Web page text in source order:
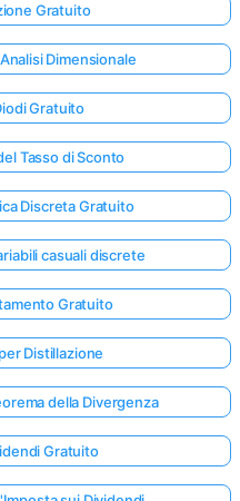
Gratuito
Dimensionale
Gratuito
Tasso di Sconto
Discreta Gratuito
casuali discrete
Gratuito
Distillazione
della Divergenza
Gratuito